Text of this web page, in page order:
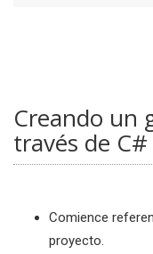
Creando un
través de C#
Comience
proyecto.